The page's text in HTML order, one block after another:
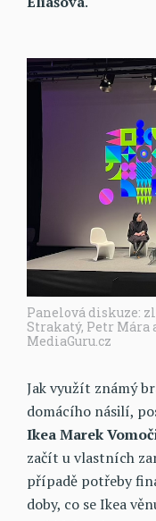
Panelová diskuze:
Strakatý, Petr Mára
MediaGuru.cz
Jak využít známý
domácího násilí,
Ikea Marek
začít u vlastních
případě potřeby
doby, co se Ikea